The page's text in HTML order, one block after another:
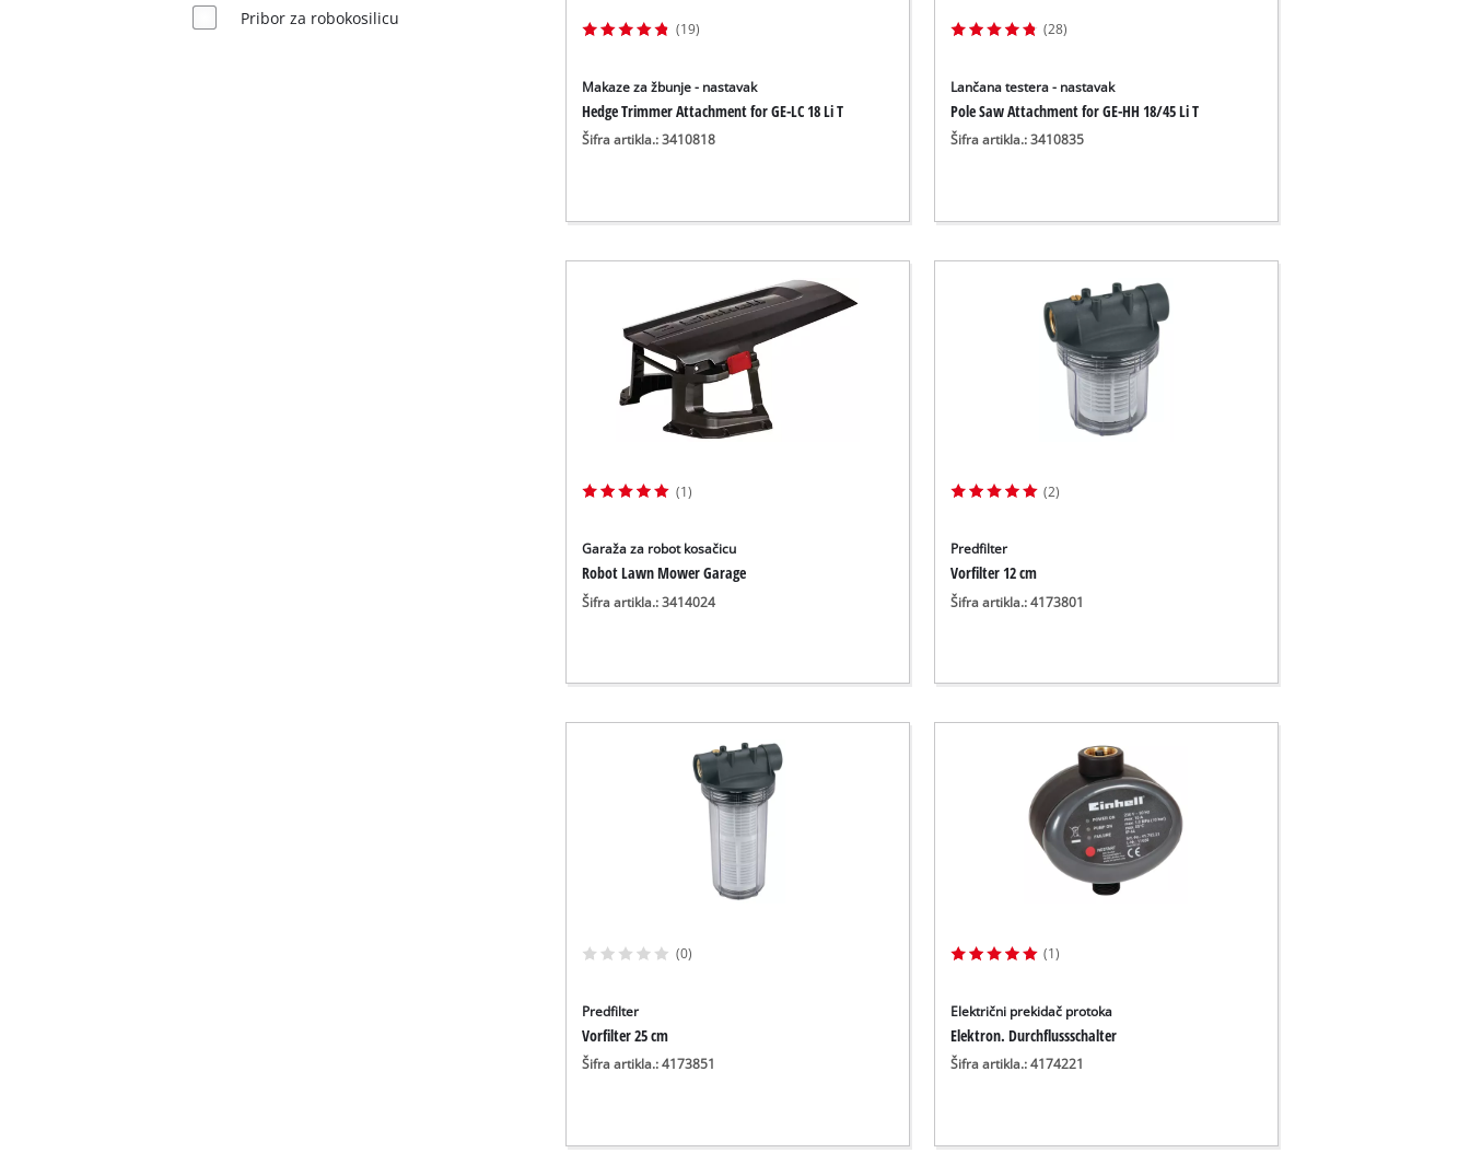
Pribor za robokosilicu
(19)
Makaze za žbunje - nastavak
Hedge Trimmer Attachment for GE-LC 18 Li T
Šifra artikla.: 3410818
(28)
Lančana testera - nastavak
Pole Saw Attachment for GE-HH 18/45 Li T
Šifra artikla.: 3410835
(1)
Garaža za robot kosačicu
Robot Lawn Mower Garage
Šifra artikla.: 3414024
(2)
Predfilter
Vorfilter 12 cm
Šifra artikla.: 4173801
(0)
Predfilter
Vorfilter 25 cm
Šifra artikla.: 4173851
(1)
Električni prekidač protoka
Elektron. Durchflussschalter
Šifra artikla.: 4174221